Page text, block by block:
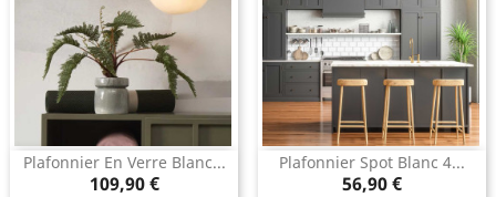
Plafonnier En Verre Blanc...
Prix
109,90 €
Plafonnier Spot Blanc 4...
Prix
56,90 €